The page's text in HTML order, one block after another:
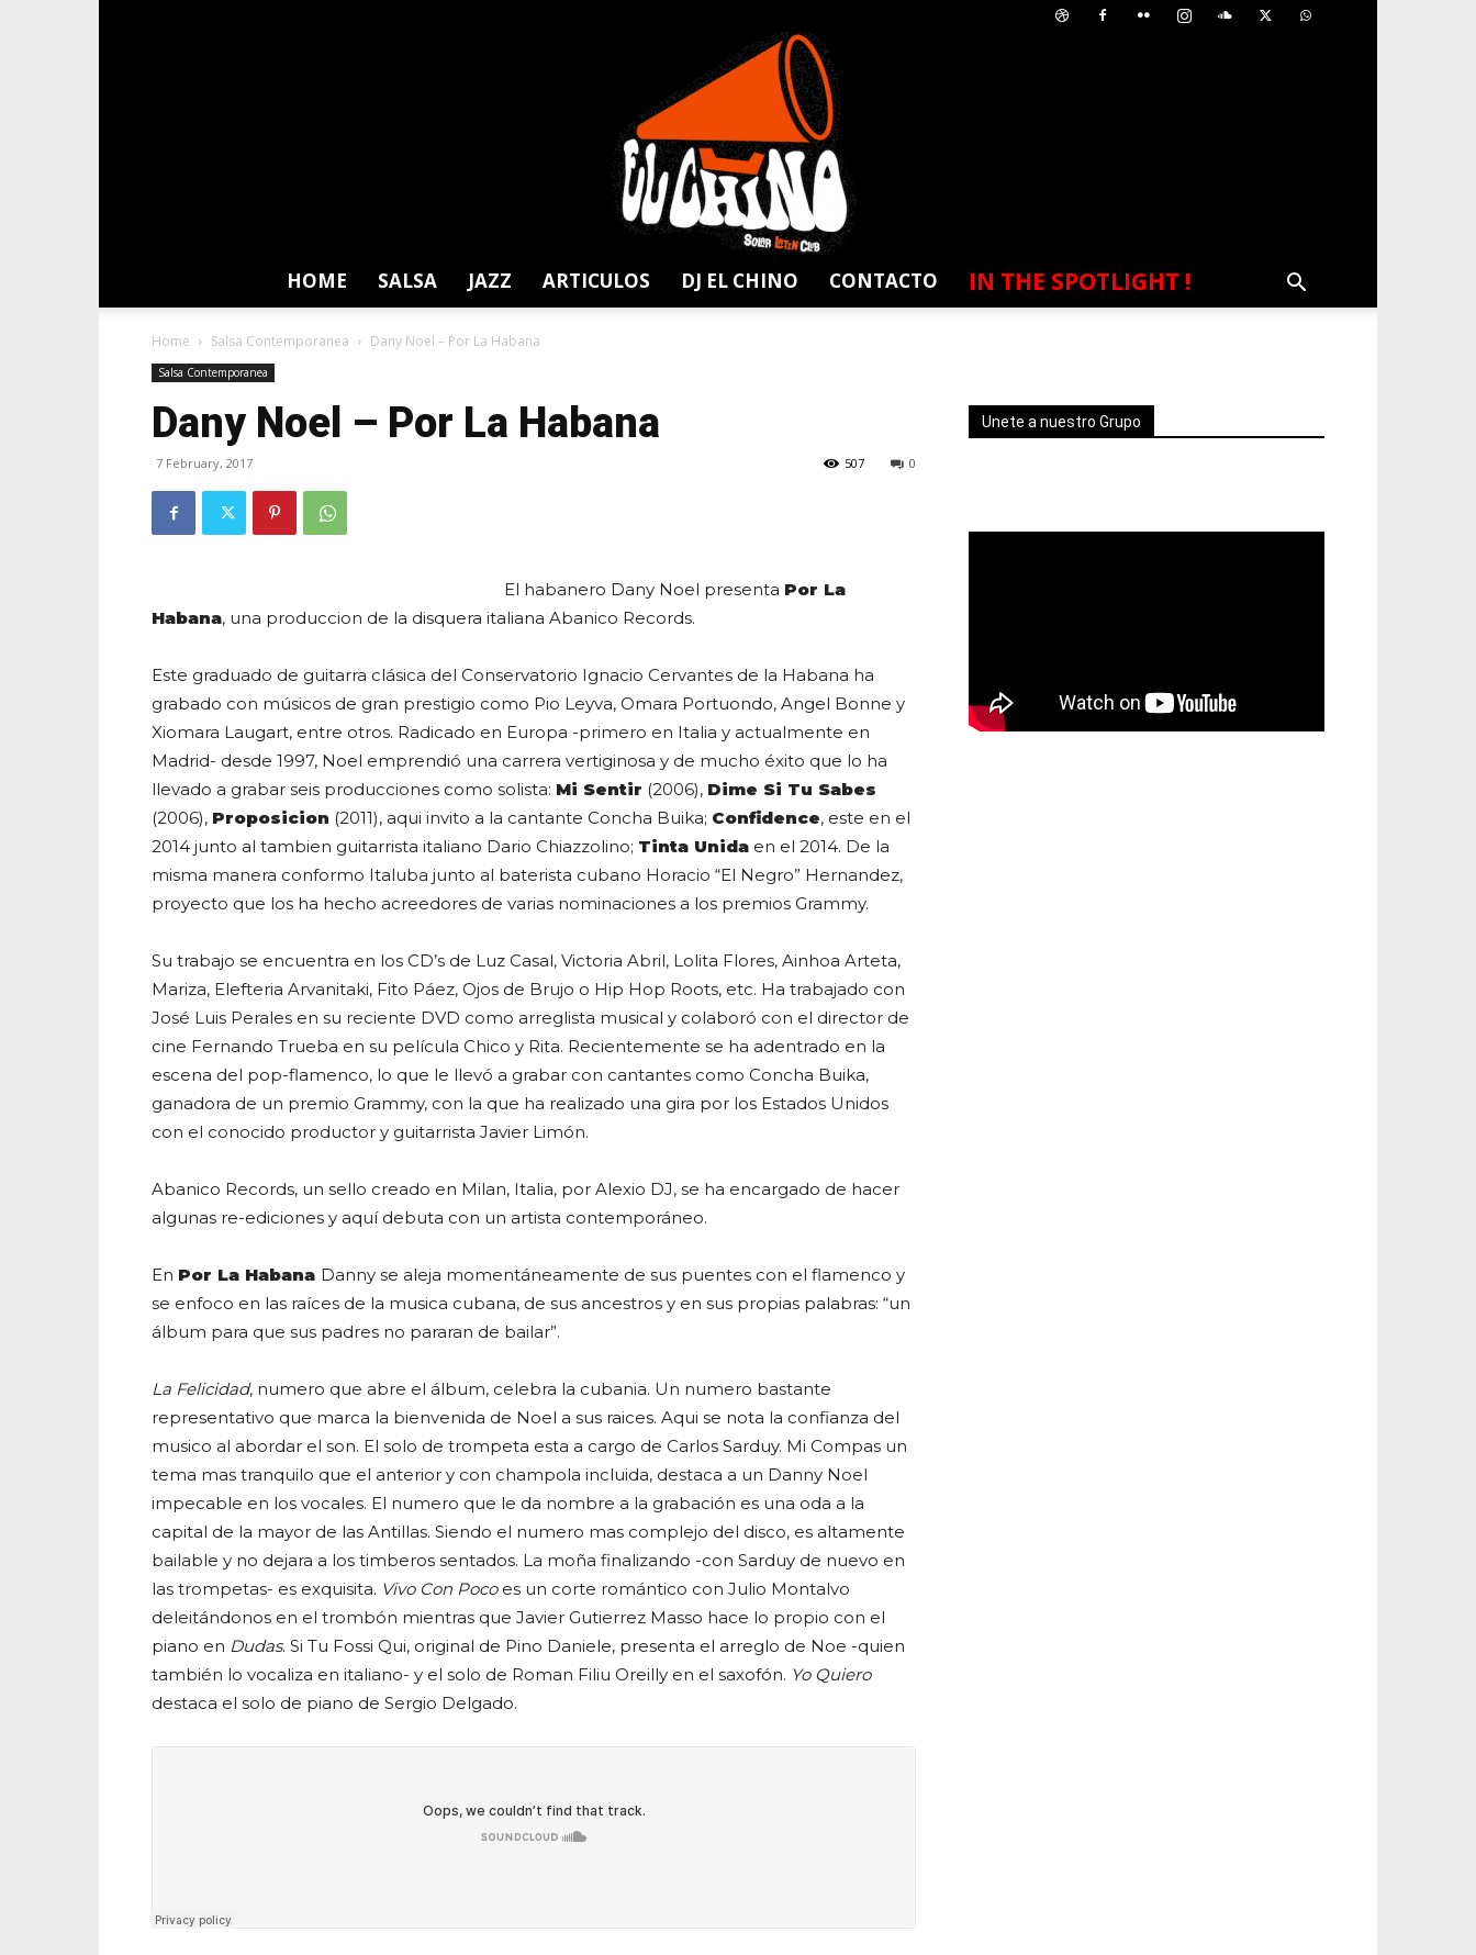
HOME SALSA JAZZ ARTICULOS DJ EL CHINO CONTACTO IN THE SPOTLIGHT !
Home Salsa Contemporanea Dany Noel – Por La Habana
Salsa Contemporanea
Dany Noel – Por La Habana
7 February, 2017 0
507
El habanero Dany Noel presenta Por La
Habana, una produccion de la disquera italiana Abanico Records.
Este graduado de guitarra clásica del Conservatorio Ignacio Cervantes de la Habana ha
grabado con músicos de gran prestigio como Pio Leyva, Omara Portuondo, Angel Bonne y
Xiomara Laugart, entre otros. Radicado en Europa -primero en Italia y actualmente en
Madrid- desde 1997, Noel emprendió una carrera vertiginosa y de mucho éxito que lo ha
llevado a grabar seis producciones como solista: Mi Sentir (2006), Dime Si Tu Sabes
(2006), Proposicion (2011), aqui invito a la cantante Concha Buika; Confidence, este en el
2014 junto al tambien guitarrista italiano Dario Chiazzolino; Tinta Unida en el 2014. De la
misma manera conformo Italuba junto al baterista cubano Horacio “El Negro” Hernandez,
proyecto que los ha hecho acreedores de varias nominaciones a los premios Grammy.
Su trabajo se encuentra en los CD’s de Luz Casal, Victoria Abril, Lolita Flores, Ainhoa Arteta,
Mariza, Elefteria Arvanitaki, Fito Páez, Ojos de Brujo o Hip Hop Roots, etc. Ha trabajado con
José Luis Perales en su reciente DVD como arreglista musical y colaboró con el director de
cine Fernando Trueba en su película Chico y Rita. Recientemente se ha adentrado en la
escena del pop-flamenco, lo que le llevó a grabar con cantantes como Concha Buika,
ganadora de un premio Grammy, con la que ha realizado una gira por los Estados Unidos
con el conocido productor y guitarrista Javier Limón.
Abanico Records, un sello creado en Milan, Italia, por Alexio DJ, se ha encargado de hacer
algunas re-ediciones y aquí debuta con un artista contemporáneo.
En Por La Habana Danny se aleja momentáneamente de sus puentes con el flamenco y
se enfoco en las raíces de la musica cubana, de sus ancestros y en sus propias palabras: “un
álbum para que sus padres no pararan de bailar”.
La Felicidad, numero que abre el álbum, celebra la cubania. Un numero bastante
representativo que marca la bienvenida de Noel a sus raices. Aqui se nota la confianza del
musico al abordar el son. El solo de trompeta esta a cargo de Carlos Sarduy. Mi Compas un
tema mas tranquilo que el anterior y con champola incluida, destaca a un Danny Noel
impecable en los vocales. El numero que le da nombre a la grabación es una oda a la
capital de la mayor de las Antillas. Siendo el numero mas complejo del disco, es altamente
bailable y no dejara a los timberos sentados. La moña finalizando -con Sarduy de nuevo en
las trompetas- es exquisita. Vivo Con Pocoes un corte romántico con Julio Montalvo
deleitándonos en el trombón mientras que Javier Gutierrez Masso hace lo propio con el
piano en Dudas. Si Tu Fossi Qui, original de Pino Daniele, presenta el arreglo de Noe -quien
también lo vocaliza en italiano- y el solo de Roman Filiu Oreilly en el saxofón. Yo Quiero
destaca el solo de piano de Sergio Delgado.
Unete a nuestro Grupo